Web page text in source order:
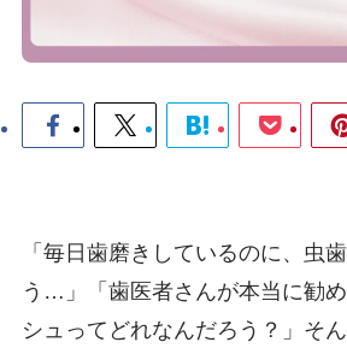
「毎日歯磨きしているのに、虫
う…」「歯医者さんが本当に勧
シュってどれなんだろう？」そ